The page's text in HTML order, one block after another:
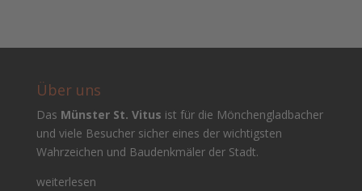
Über uns
Das Münster St. Vitus ist für die Mönchengladbacher
und viele Besucher sicher eines der wichtigsten
Wahrzeichen und Baudenkmäler der Stadt.
weiterlesen